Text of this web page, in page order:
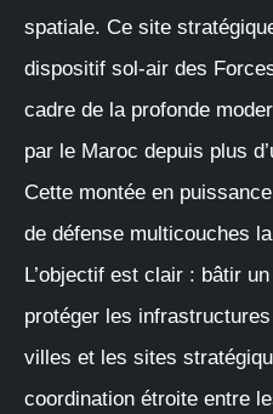
spatiale. Ce site
dispositif sol-air des
cadre de la profonde
par le Maroc depuis plus
Cette montée en
de défense multicouches
L’objectif est clair : bâtir
protéger les
villes et les sites
coordination étroite entre